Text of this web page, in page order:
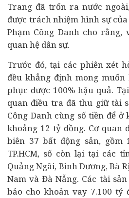
Trang đã trốn ra nước
được trách nhiệm hình sự của
Phạm Công Danh cho rằng,
quan hệ dân sự.
Trước đó, tại các phiên xét
đều khẳng định mong
phục được 100% hậu quả.
quan điều tra đã thu giữ tài
Công Danh cùng số tiền để ở
khoảng 12 tỷ đồng. Cơ quan
biên 37bất động sản, gồm
TP.HCM, số còn lại tại các
Quảng Ngãi, Bình Dương, Bà
Nam và Đà Nẵng. Các tài
bảo cho khoản vay 7.100 tỷ